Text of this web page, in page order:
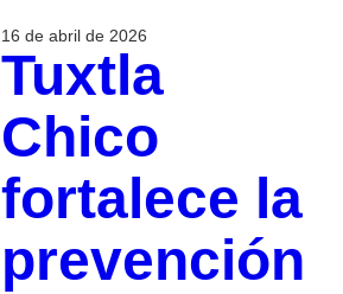
16 de abril de 2026
Tuxtla
Chico
fortalece la
prevención